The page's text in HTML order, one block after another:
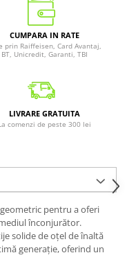
CUMPARA IN RATE
prin Raiffeisen, Card Avantaj,
BT, Unicredit, Garanti, TBI
LIVRARE GRATUITA
comenzi de peste 300 lei
pentru a oferi
înconjurător.
solide de oțel de înaltă
generație, oferind un